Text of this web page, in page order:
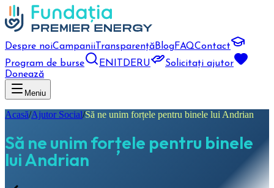
Despre noiCampanii TransparențăBlogFAQContact
Program de burse
EN DERU
Solicitați ajutor
Donează
Meniu
Acasă/Ajutor Social/Să ne unim forțele pentru binele lui Andrian
Să ne unim forțele pentru binele
lui Andrian